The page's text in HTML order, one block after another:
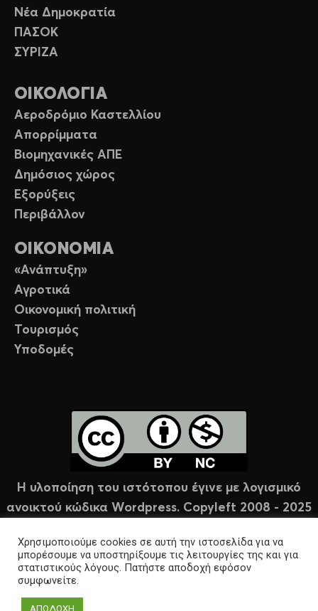
Νέα Δημοκρατία
ΠΑΣΟΚ
ΣΥΡΙΖΑ
ΟΙΚΟΛΟΓΙΑ
Αεροδρόμιο Καστελλίου
Απορρίμματα
Βιομηχανικές ΑΠΕ
Δημόσιος χώρος
Εξορύξεις
Περιβάλλον
ΟΙΚΟΝΟΜΙΑ
«Ανάπτυξη»
Αγροτικά
Οικονομική πολιτική
Τουρισμός
Υποδομές
Η υλοποίηση του ιστότοπου έγινε με λογισμικό
ανοικτού κώδικα Wordpress. Copyleft 2008 - 2025
Χρησιμοποιούμε cookies σε αυτή την ιστοσελίδα για να
μπορέσουμε να υποστηρίξουμε τις λειτουργίες της και για
στατιστικούς λόγους. Πατήστε αποδοχή εφόσον
συμφωνείτε.
ΑΠΟΔΟΧΗ